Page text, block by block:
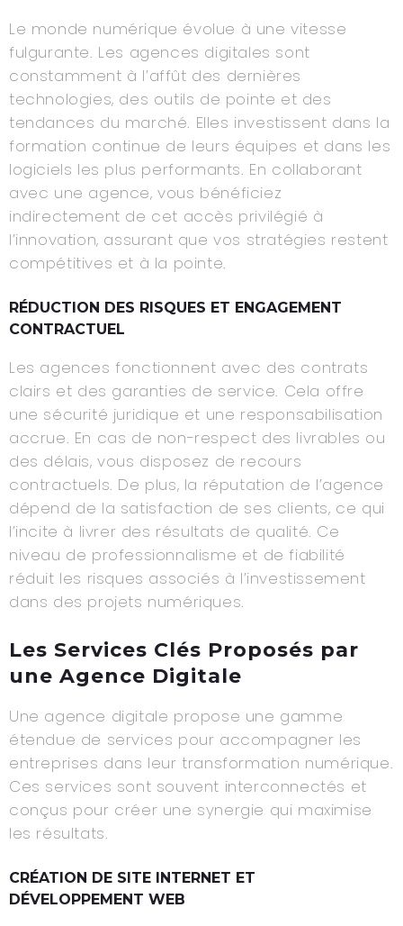
Le monde numérique évolue à une vitesse
fulgurante. Les agences digitales sont
constamment à l’affût des dernières
technologies, des outils de pointe et des
tendances du marché. Elles investissent dans la
formation continue de leurs équipes et dans les
logiciels les plus performants. En collaborant
avec une agence, vous bénéficiez
indirectement de cet accès privilégié à
l’innovation, assurant que vos stratégies restent
compétitives et à la pointe.
RÉDUCTION DES RISQUES ET ENGAGEMENT
CONTRACTUEL
Les agences fonctionnent avec des contrats
clairs et des garanties de service. Cela offre
une sécurité juridique et une responsabilisation
accrue. En cas de non-respect des livrables ou
des délais, vous disposez de recours
contractuels. De plus, la réputation de l’agence
dépend de la satisfaction de ses clients, ce qui
l’incite à livrer des résultats de qualité. Ce
niveau de professionnalisme et de fiabilité
réduit les risques associés à l’investissement
dans des projets numériques.
Les Services Clés Proposés par
une Agence Digitale
Une agence digitale propose une gamme
étendue de services pour accompagner les
entreprises dans leur transformation numérique.
Ces services sont souvent interconnectés et
conçus pour créer une synergie qui maximise
les résultats.
CRÉATION DE SITE INTERNET ET
DÉVELOPPEMENT WEB